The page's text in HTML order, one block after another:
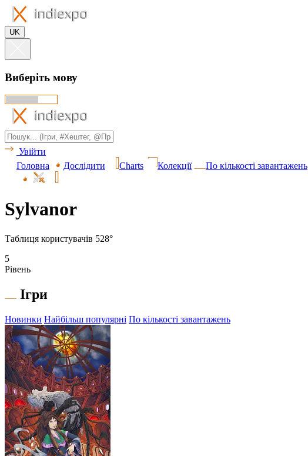
UK
Виберіть мову
Увійти
Головна
Дослідити Charts Колекції По кількості завантажень
Sylvanor
Таблиця користувачів 528°
5
Рівень
Ігри
Новинки Найбільш популярні По кількості завантажень